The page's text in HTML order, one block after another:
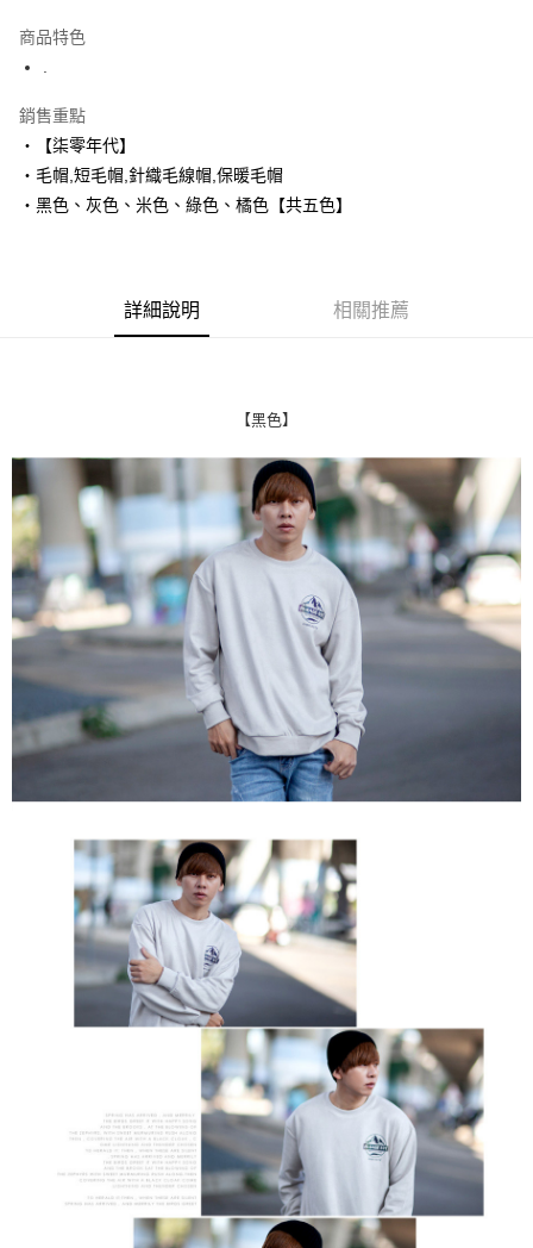
街口支付
悠遊付
Google Pay
AFTEE先享後付是「在收到商品之後才付款」的支付方式。 讓您購物簡單
１．於結帳方式選擇「AFTEE先享後付」後，將跳轉至「AFTEE先享後付」
結帳頁面，進行簡訊認證並確認金額後，即可完成結帳。
２．訂單成立數日內，您將收到繳費通知簡訊。
３．收到繳費通知簡訊後14天內，點擊此簡訊中的連結，可透過四大超商／
ATM／網路銀行／等多元方式進行付款，方視為交易完成。
※ 請注意：結帳手續完成當下不需立刻繳費，但若您需要取消訂單，請聯絡
購買商品的店家。未經商家同意取消之訂單仍視為有效，需透過AFTEE先享
後付繳納相關費用。
※ 交易是否成功請以「AFTEE先享後付 」之結帳頁面顯示為準，若有關於
是否繳費成功／繳費後需取消欲退款等相關疑問，請聯繫「AFTEE先享後付
客戶支援中心」
https://netprotections.freshdesk.com/support/home
【注意事項】
１．透過由恩沛科技股份有限公司提供之「AFTEE先享後付」服務完成之交
易，需依本服務之必要範圍內提供個人資料，並將交易相關給付款項請求債
權轉讓予恩沛科技股份有限公司。
２．關於個人資料處理事宜，請瀏覽以下網址：
３．未成年的使用者請事先徵得法定代理人或監護人之同意方可使用
「AFTEE先享後付」，若未經同意申辦者引起之損失，本公司不負相關責
４．使用「AFTEE先享後付」時，將依據個別帳號之用戶狀況，依本公司即
時審查核予不同之上限額度；若仍有額度不足之情形，本公司將視審查結果
請求用戶進行身份認證。
５．嚴禁一人註冊多個帳號或使用他人資訊註冊。若發現惡意使用之情形，
恩沛科技股份有限公司將有權停止該用戶之使用額度並採取法律行動。
先付款後全家取貨
每筆NT$80，滿NT$1,800(含以上)免運費
7-11付款取貨
每筆NT$80，滿NT$1,800(含以上)免運費
先付款後7-11取貨
每筆NT$80，滿NT$1,800(含以上)免運費
宅配
每筆NT$120，滿NT$3,000(含以上)免運費
商品特色
銷售重點
‧【柒零年代】
‧毛帽,短毛帽,針織毛線帽,保暖毛帽
‧黑色、灰色、米色、綠色、橘色【共五色】
詳細說明 相關推薦
【黑色】